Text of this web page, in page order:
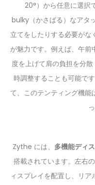
20°）から任意に選択
bulky（かさばる）なアタ
立てをしたりする必要が
が魅力です。例えば、午前
度を上げて肩の負担を分
時調整することも可能で
て、このテンティング機
Zythe には、 多機能ディ
搭載されています。左右
ィスプレイを配置し、リ